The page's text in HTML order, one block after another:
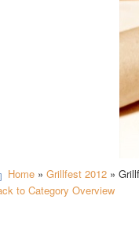
Home » Grillfest 2012 »
to Category Overview